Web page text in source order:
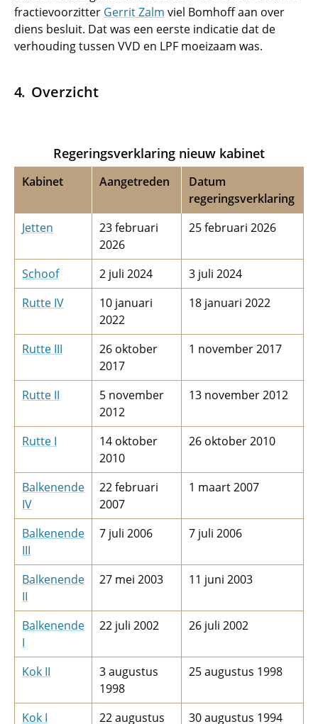
fractievoorzitter Gerrit Zalm viel Bomhoff aan over
diens besluit. Dat was een eerste indicatie dat de
verhouding tussen VVD en LPF moeizaam was.
Overzicht
Regeringsverklaring nieuw kabinet
Kabinet Aangetreden
Datum
regeringsverklaring
Jetten
23 februari
2026
25 februari 2026
Schoof 2 juli 2024
3 juli 2024
Rutte IV
10 januari
2022
18 januari 2022
Rutte III
26 oktober
2017
1 november 2017
Rutte II
5 november
2012
13 november 2012
Rutte I
14 oktober
2010
26 oktober 2010
Balkenende
IV
22 februari
2007
1 maart 2007
Balkenende
III
7 juli 2006 7 juli 2006
Balkenende
II
27 mei 2003 11 juni 2003
Balkenende
I
22 juli 2002 26 juli 2002
Kok II
3 augustus
1998
25 augustus 1998
Kok I 22 augustus 30 augustus 1994